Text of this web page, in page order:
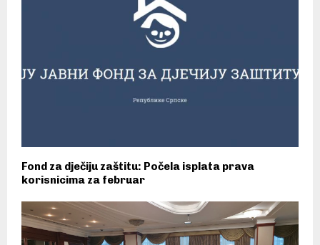
Fond za dječiju zaštitu: Počela isplata prava
korisnicima za februar